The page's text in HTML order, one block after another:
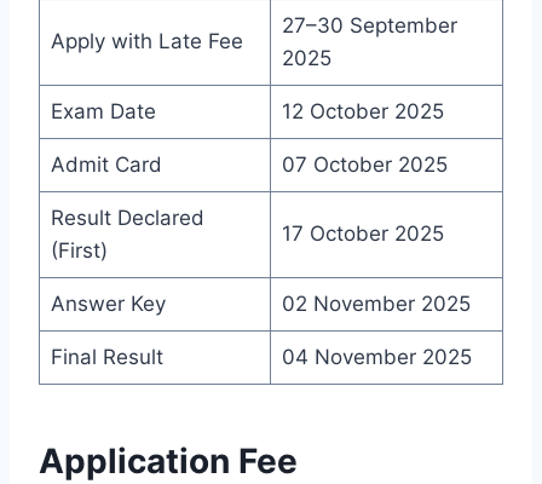
Apply with Late Fee
27–30 September
2025
Exam Date 12 October 2025
Admit Card 07 October 2025
Result Declared
(First)
17 October 2025
Answer Key 02 November 2025
Final Result 04 November 2025
Application Fee